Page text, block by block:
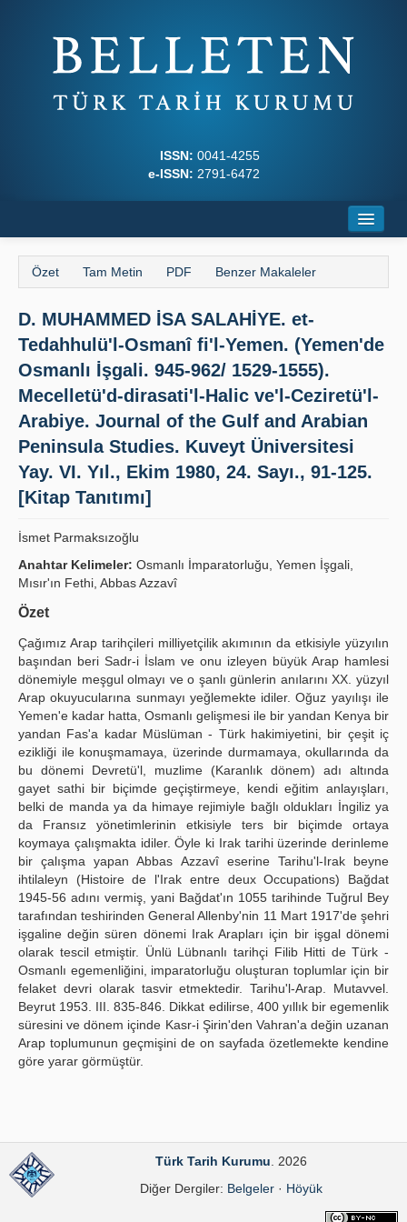
ISSN: 0041-4255
e-ISSN: 2791-6472
Hakkında
Dergi Kurulları
Yazım Kuralları
İlkeler
Yayın Politikaları
Kılavuzlar
İletişim
Özet Tam Metin PDF Benzer Makaleler
D. MUHAMMED İSA SALAHİYE. et-
Tedahhulü'l-Osmanî fi'l-Yemen. (Yemen'de
Osmanlı İşgali. 945-962/ 1529-1555).
Mecelletü'd-dirasati'l-Halic ve'l-Ceziretü'l-
Arabiye. Journal of the Gulf and Arabian
Peninsula Studies. Kuveyt Üniversitesi
Yay. VI. Yıl., Ekim 1980, 24. Sayı., 91-125.
[Kitap Tanıtımı]
İsmet Parmaksızoğlu
Anahtar Kelimeler: Osmanlı İmparatorluğu, Yemen İşgali,
Mısır'ın Fethi, Abbas Azzavî
Özet
Çağımız Arap tarihçileri milliyetçilik akımının da etkisiyle yüzyılın
başından beri Sadr-i İslam ve onu izleyen büyük Arap hamlesi
dönemiyle meşgul olmayı ve o şanlı günlerin anılarını XX. yüzyıl
Arap okuyucularına sunmayı yeğlemekte idiler. Oğuz yayılışı ile
Yemen'e kadar hatta, Osmanlı gelişmesi ile bir yandan Kenya bir
yandan Fas'a kadar Müslüman - Türk hakimiyetini, bir çeşit iç
ezikliği ile konuşmamaya, üzerinde durmamaya, okullarında da
bu dönemi Devretü'l, muzlime (Karanlık dönem) adı altında
gayet sathi bir biçimde geçiştirmeye, kendi eğitim anlayışları,
belki de manda ya da himaye rejimiyle bağlı oldukları İngiliz ya
da Fransız yönetimlerinin etkisiyle ters bir biçimde ortaya
koymaya çalışmakta idiler. Öyle ki Irak tarihi üzerinde derinleme
bir çalışma yapan Abbas Azzavî eserine Tarihu'l-Irak beyne
ihtilaleyn (Histoire de l'Irak entre deux Occupations) Bağdat
1945-56 adını vermiş, yani Bağdat'ın 1055 tarihinde Tuğrul Bey
tarafından teshirinden General Allenby'nin 11 Mart 1917'de şehri
işgaline değin süren dönemi Irak Arapları için bir işgal dönemi
olarak tescil etmiştir. Ünlü Lübnanlı tarihçi Filib Hitti de Türk -
Osmanlı egemenliğini, imparatorluğu oluşturan toplumlar için bir
felaket devri olarak tasvir etmektedir. Tarihu'l-Arap. Mutavvel.
Beyrut 1953. III. 835-846. Dikkat edilirse, 400 yıllık bir egemenlik
süresini ve dönem içinde Kasr-i Şirin'den Vahran'a değin uzanan
Arap toplumunun geçmişini de on sayfada özetlemekte kendine
göre yarar görmüştür.
Türk Tarih Kurumu . 2026
Diğer Dergiler: Belgeler· Höyük